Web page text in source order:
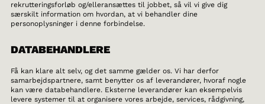
rekrutteringsforløb og/elleransættes til jobbet, så vil vi give dig
særskilt information om hvordan, at vi behandler dine
personoplysninger i denne forbindelse.
DATABEHANDLERE
Få kan klare alt selv, og det samme gælder os. Vi har derfor
samarbejdspartnere, samt benytter os af leverandører, hvoraf nogle
kan være databehandlere. Eksterne leverandører kan eksempelvis
levere systemer til at organisere vores arbejde, services, rådgivning,